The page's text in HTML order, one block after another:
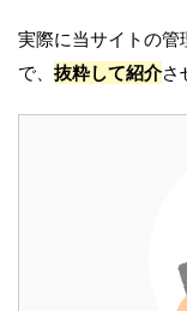
実際に当サイトの
で、 抜粋して紹介さ